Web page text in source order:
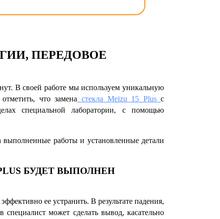
ПЕРЕДОВОЕ
В своей работе мы используем уникальную
что замена стекла Meizu 15 Plusс
специальной лаборатории, с помощью
выполненные работы и установленные детали
БУДЕТ ВЫПОЛНЕН
ее устранить. В результате падения,
может сделать вывод, касательно